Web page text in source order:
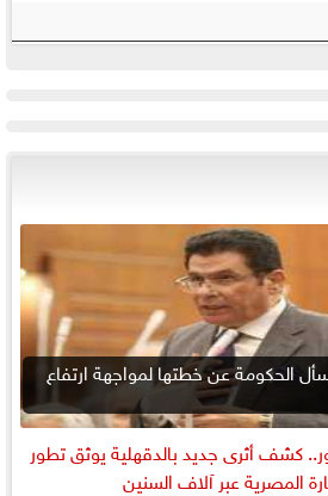
الحكومة عن خطتها لمواجهة ارتفاع
كشف أثرى جديد بالدقهلية يوثق تطور
المصرية عبر آلاف السنين